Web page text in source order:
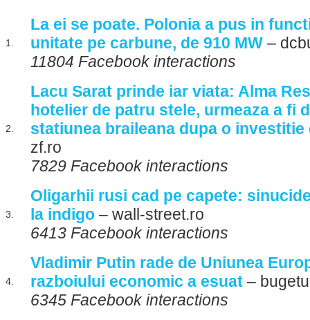
1.
La ei se poate. Polonia a pus in
unitate pe carbune, de 910 MW –
11804 Facebook interactions
2.
Lacu Sarat prinde iar viata: Alma
hotelier de patru stele, urmeaza a fi
statiunea braileana dupa o investitie
zf.ro
7829 Facebook interactions
3.
Oligarhii rusi cad pe capete:
la indigo – wall-street.ro
6413 Facebook interactions
4.
Vladimir Putin rade de Uniunea
razboiului economic a esuat –
6345 Facebook interactions